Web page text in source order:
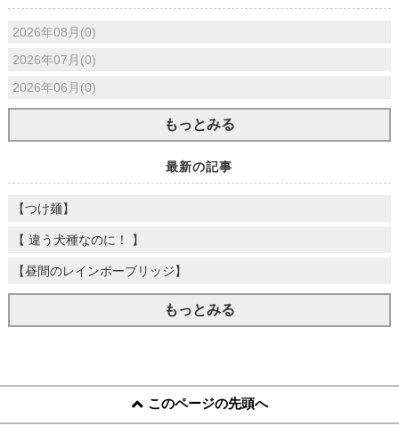
2026年08月(0)
2026年07月(0)
2026年06月(0)
もっとみる
最新の記事
【つけ麺】
【 違う犬種なのに！ 】
【昼間のレインボーブリッジ】
もっとみる
このページの先頭へ